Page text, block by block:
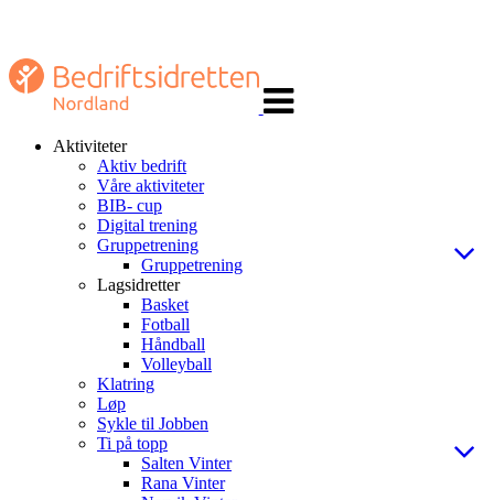
navigasjon
Aktiviteter
Aktiv bedrift
Våre aktiviteter
BIB- cup
Digital trening
Gruppetrening
Gruppetrening
Lagsidretter
Basket
Fotball
Håndball
Volleyball
Klatring
Løp
Sykle til Jobben
Ti på topp
Salten Vinter
Rana Vinter